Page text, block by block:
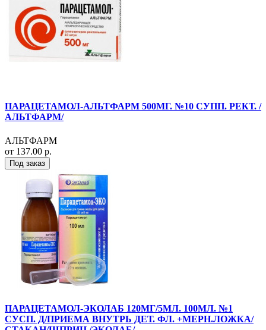
ПАРАЦЕТАМОЛ-АЛЬТФАРМ 500МГ. №10 СУПП. РЕКТ. /
АЛЬТФАРМ/
АЛЬТФАРМ
от 137.00 р.
Под заказ
ПАРАЦЕТАМОЛ-ЭКОЛАБ 120МГ/5МЛ. 100МЛ. №1
СУСП. Д/ПРИЕМА ВНУТРЬ ДЕТ. ФЛ. +МЕРН.ЛОЖКА/